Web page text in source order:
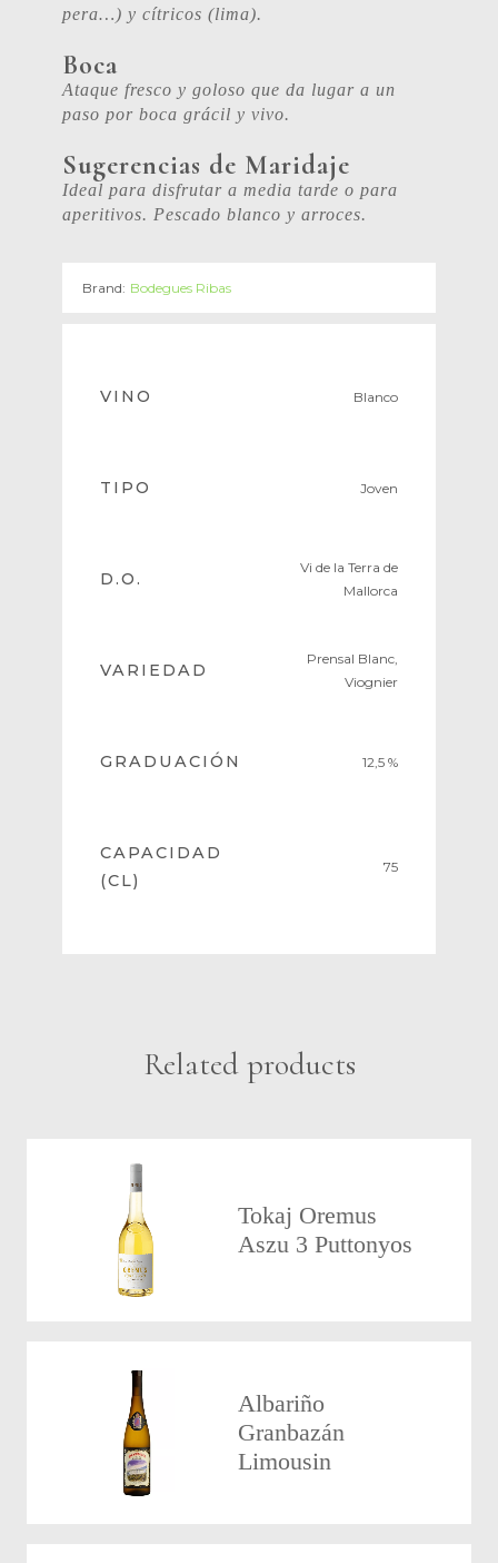
pera…) y cítricos (lima).
Boca
Ataque fresco y goloso que da lugar a un
paso por boca grácil y vivo.
Sugerencias de Maridaje
Ideal para disfrutar a media tarde o para
aperitivos. Pescado blanco y arroces.
Brand: Bodegues Ribas
VINO Blanco
TIPO Joven
D.O.
Vi de la Terra de
Mallorca
VARIEDAD
Prensal Blanc,
Viognier
GRADUACIÓN 12,5 %
CAPACIDAD
(CL)
75
Related products
Tokaj Oremus
Aszu 3 Puttonyos
Albariño
Granbazán
Limousin